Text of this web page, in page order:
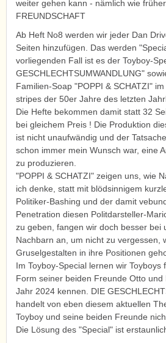
weiter gehen kann - nämlich wie
FREUNDSCHAFT
Ab Heft No8 werden wir jeder Dan
Seiten hinzufügen. Das werden
vorliegenden Fall ist es der Toyboy-
GESCHLECHTSUMWANDLUNG"
Familien-Soap "POPPI & SCHATZI"
stripes der 50er Jahre des letzten
Die Hefte bekommen damit statt 32
bei gleichem Preis ! Die Produktion
ist nicht unaufwändig und der
schon immer mein Wunsch war, eine
zu produzieren.
"POPPI & SCHATZI" zeigen uns, wie
ich denke, statt mit blödsinnigem
Politiker-Bashing und der damit
Penetration diesen Politdarsteller-
zu geben, fangen wir doch besser bei
Nachbarn an, um nicht zu vergessen,
Gruselgestalten in ihre Positionen
Im Toyboy-Special lernen wir Toyboys
Form seiner beiden Freunde Otto und
Jahr 2024 kennen. DIE
handelt von eben diesem aktuellen
Toyboy und seine beiden Freunde
Die Lösung des "Special" ist